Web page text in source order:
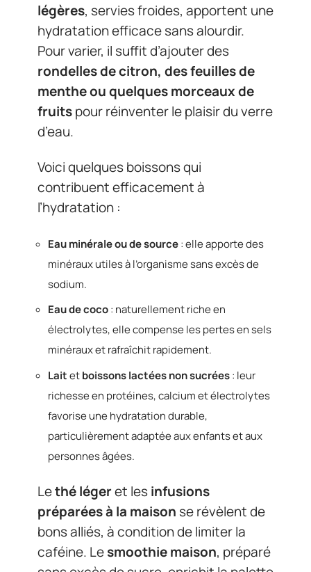
légères, servies froides, apportent une
hydratation efficace sans alourdir.
Pour varier, il suffit d’ajouter des
rondelles de citron, des feuilles de
menthe ou quelques morceaux de
fruitspour réinventer le plaisir du verre
d’eau.
Voici quelques boissons qui
contribuent efficacement à
l’hydratation :
Eau minérale ou de source: elle apporte des
minéraux utiles à l’organisme sans excès de
sodium.
Eau de coco: naturellement riche en
électrolytes, elle compense les pertes en sels
minéraux et rafraîchit rapidement.
Laitetboissons lactées non sucrées: leur
richesse en protéines, calcium et électrolytes
favorise une hydratation durable,
particulièrement adaptée aux enfants et aux
personnes âgées.
Lethé légeret lesinfusions
préparées à la maison se révèlent de
bons alliés, à condition de limiter la
caféine. Lesmoothie maison, préparé